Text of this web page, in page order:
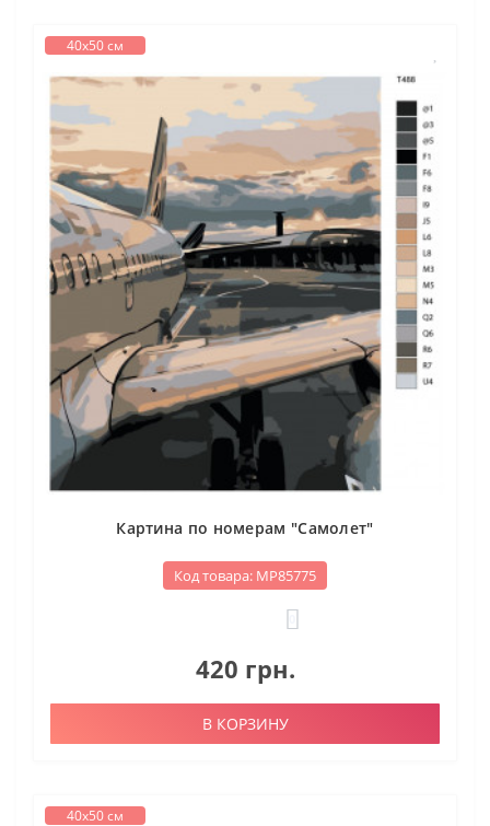
40х50 см
Картина по номерам "Самолет"
Код товара: МР85775
420 грн.
В КОРЗИНУ
40х50 см